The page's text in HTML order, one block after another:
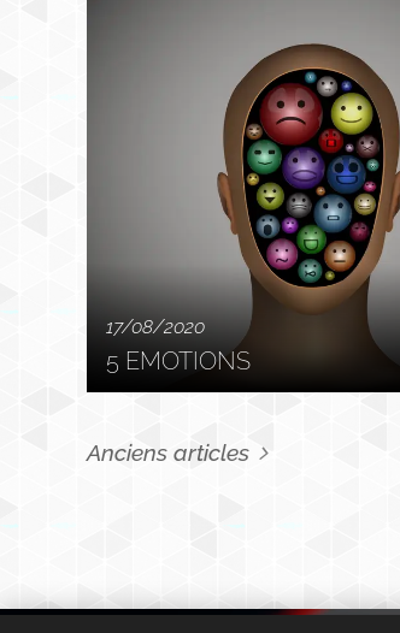
17/08/2020
5 EMOTIONS
Anciens articles